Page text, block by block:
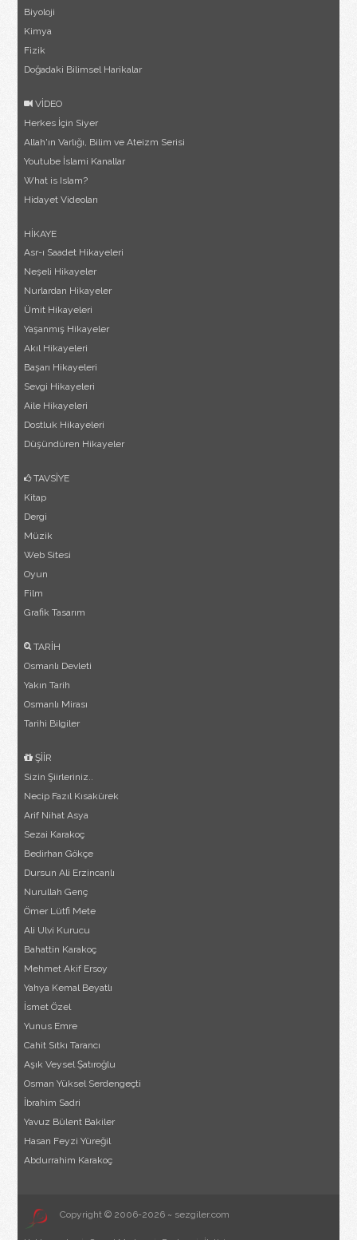
Biyoloji
Kimya
Fizik
Doğadaki Bilimsel Harikalar
VİDEO
Herkes İçin Siyer
Allah'ın Varlığı, Bilim ve Ateizm Serisi
Youtube İslami Kanallar
What is Islam?
Hidayet Videoları
HİKAYE
Asr-ı Saadet Hikayeleri
Neşeli Hikayeler
Nurlardan Hikayeler
Ümit Hikayeleri
Yaşanmış Hikayeler
Akıl Hikayeleri
Başarı Hikayeleri
Sevgi Hikayeleri
Aile Hikayeleri
Dostluk Hikayeleri
Düşündüren Hikayeler
TAVSİYE
Kitap
Dergi
Müzik
Web Sitesi
Oyun
Film
Grafik Tasarım
TARİH
Osmanlı Devleti
Yakın Tarih
Osmanlı Mirası
Tarihi Bilgiler
ŞİİR
Sizin Şiirleriniz..
Necip Fazıl Kısakürek
Arif Nihat Asya
Sezai Karakoç
Bedirhan Gökçe
Dursun Ali Erzincanlı
Nurullah Genç
Ömer Lütfi Mete
Ali Ulvi Kurucu
Bahattin Karakoç
Mehmet Akif Ersoy
Yahya Kemal Beyatlı
İsmet Özel
Yunus Emre
Cahit Sıtkı Tarancı
Aşık Veysel Şatıroğlu
Osman Yüksel Serdengeçti
İbrahim Sadri
Yavuz Bülent Bakiler
Hasan Feyzi Yüreğil
Abdurrahim Karakoç
Copyright © 2006-2026 ~ sezgiler.com